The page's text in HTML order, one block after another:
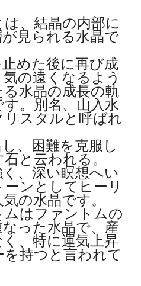
、結晶の内部に
見られる水晶で
めた後に再び成
の遠くなるよう
水晶の成長の軌
。別名、山入水
スタルと呼ばれ
、困難を克服し
石と云われる。
、深い瞑想へい
ンとしてヒーリ
の水晶です。
ムはファントムの
った水晶で、産
、特に運気上昇
持つと言われて